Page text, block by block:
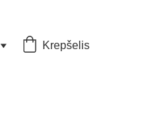
Krepšelis